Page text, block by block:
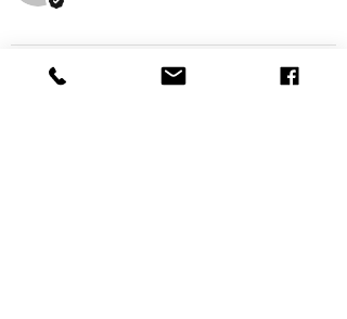
★★★★★ IL Y A 1 MOIS